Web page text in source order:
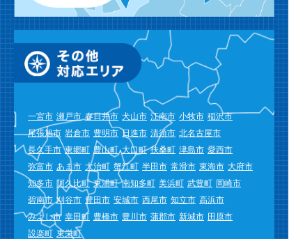
一宮市 瀬戸市 春日井市 犬山市 江南市 小牧市 稲沢市
尾張旭市 岩倉市 豊明市 日進市 清須市 北名古屋市
長久手市 東郷町 豊山町 大口町 扶桑町 津島市 愛西市
弥富市 あま市 大治町 蟹江町 半田市 常滑市 東海市 大府市
知多市 阿久比町 東浦町 南知多町 美浜町 武豊町 岡崎市
碧南市 刈谷市 豊田市 安城市 西尾市 知立市 高浜市
みよし市 幸田町 豊橋市 豊川市 蒲郡市 新城市 田原市
設楽町 東栄町